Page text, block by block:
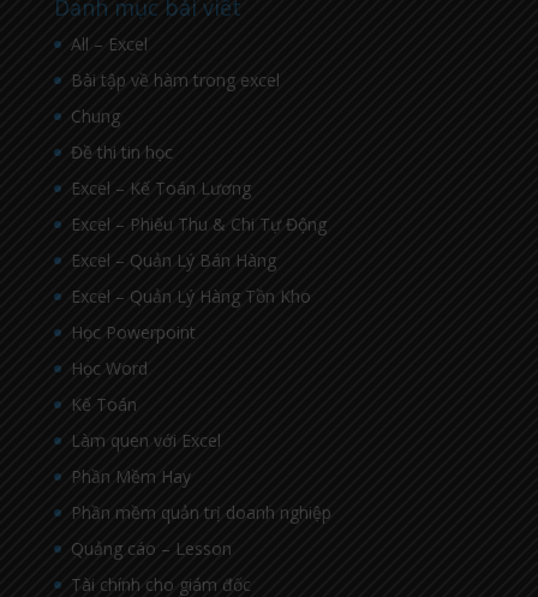
Danh mục bài viết
All – Excel
Bài tập về hàm trong excel
Chung
Đề thi tin học
Excel – Kế Toán Lương
Excel – Phiếu Thu & Chi Tự Động
Excel – Quản Lý Bán Hàng
Excel – Quản Lý Hàng Tồn Kho
Học Powerpoint
Học Word
Kế Toán
Làm quen với Excel
Phần Mềm Hay
Phần mềm quản trị doanh nghiệp
Quảng cáo – Lesson
Tài chính cho giám đốc